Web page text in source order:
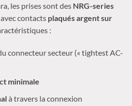
les prises sont des NRG-series
avec contacts plaqués argent sur
:
connecteur secteur (« tightest AC-
minimale
à travers la connexion